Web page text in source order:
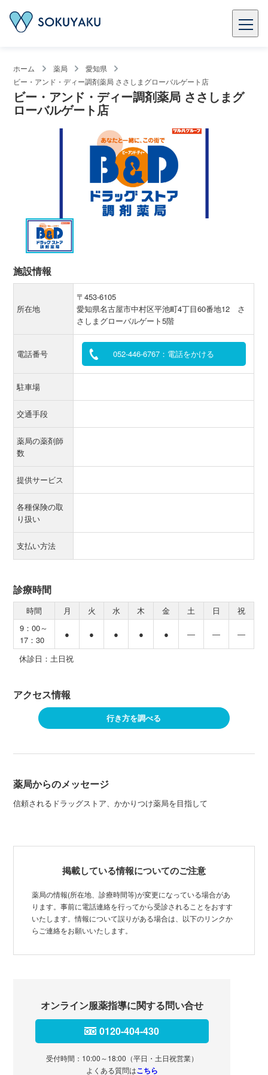
ホーム 薬局
愛知県
ビー・アンド・ディー調剤薬局 ささしまグローバルゲート店
ビー・アンド・ディー調剤薬局 ささしまグ
ローバルゲート店
施設情報
所在地
〒453-6105
愛知県名古屋市中村区平池町4丁目60番地12 さ
さしまグローバルゲート5階
電話番号 052-446-6767：電話をかける
駐車場
交通手段
薬局の薬剤師
数
提供サービス
各種保険の取
り扱い
支払い方法
診療時間
時間 月 火 水 木 金 土 日
祝
9：00～
17：30
● ● ● ● ● ― ― ―
休診日：土日祝
アクセス情報
行き方を調べる
薬局からのメッセージ
信頼されるドラッグストア、かかりつけ薬局を目指して
掲載している情報についてのご注意
薬局の情報(所在地、診療時間等)が変更になっている場合があ
ります。事前に電話連絡を行ってから受診されることをおすす
いたします。情報について誤りがある場合は、以下のリンクか
らご連絡をお願いいたします。
オンライン服薬指導に関する問い合せ
0120-404-430
受付時間：10:00～18:00（平日・土日祝営業）
よくある質問はこちら